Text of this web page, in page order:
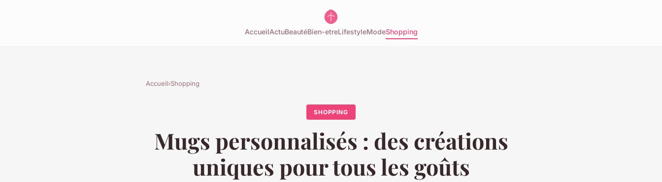
AccueilActuBeautéBien-etreLifestyleModeShopping
Accueil›Shopping
SHOPPING
Mugs personnalisés : des créations
uniques pour tous les goûts